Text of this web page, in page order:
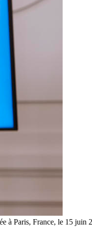
à Paris, France, le 15